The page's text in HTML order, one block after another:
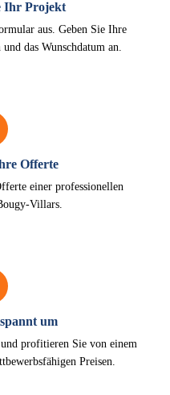
Ihr Projekt
aus. Geben Sie Ihre
das Wunschdatum an.
Offerte
einer professionellen
Villars.
um
und profitieren Sie von einem
Preisen.